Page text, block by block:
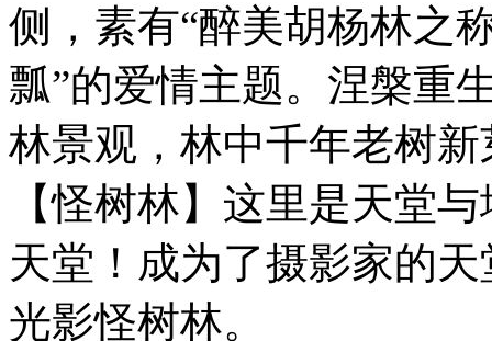
侧，素有“醉美胡杨林之
瓢”的爱情主题。涅槃重
林景观，林中千年老树
【怪树林】这里是天堂
天堂！成为了摄影家的
光影怪树林。